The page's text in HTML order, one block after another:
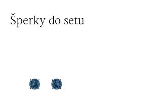
Šperky do setu